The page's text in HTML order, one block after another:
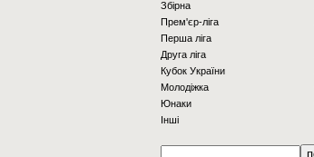
Збірна
Прем'єр-ліга
Перша ліга
Друга ліга
Кубок України
Молодіжка
Юнаки
Інші